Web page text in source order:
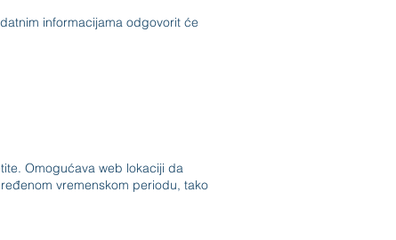
informacijama odgovorit će
Omogućava web lokaciji da
vremenskom periodu, tako